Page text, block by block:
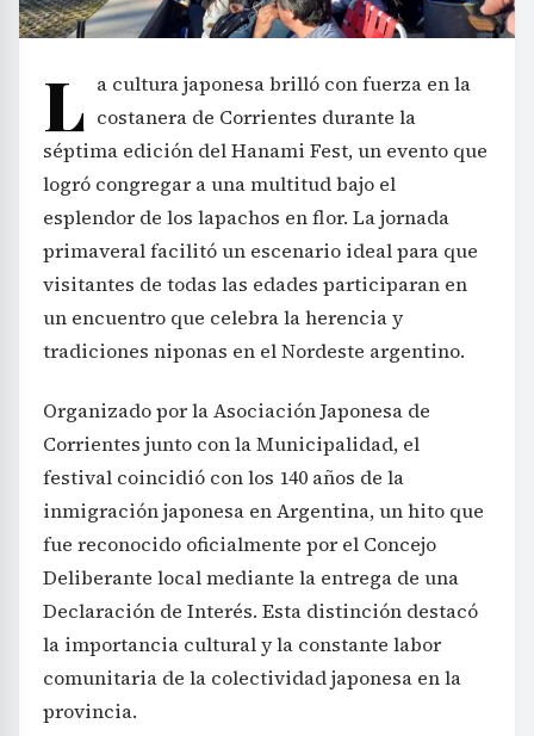
L a cultura japonesa brilló con fuerza en la
costanera de Corrientes durante la
séptima edición del Hanami Fest, un evento que
logró congregar a una multitud bajo el
esplendor de los lapachos en flor. La jornada
primaveral facilitó un escenario ideal para que
visitantes de todas las edades participaran en
un encuentro que celebra la herencia y
tradiciones niponas en el Nordeste argentino.
Organizado por la Asociación Japonesa de
Corrientes junto con la Municipalidad, el
festival coincidió con los 140 años de la
inmigración japonesa en Argentina, un hito que
fue reconocido oficialmente por el Concejo
Deliberante local mediante la entrega de una
Declaración de Interés. Esta distinción destacó
la importancia cultural y la constante labor
comunitaria de la colectividad japonesa en la
provincia.